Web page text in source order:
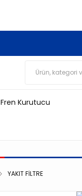
Fren Kurutucu
YAKIT FİLTRE